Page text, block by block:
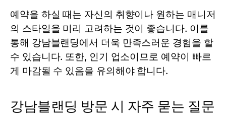
예약을 하실 때는 자신의 취향이나 원하는 매니저
의 스타일을 미리 고려하는 것이 좋습니다. 이를
통해 강남블랜딩에서 더욱 만족스러운 경험을 할
수 있습니다. 또한, 인기 업소이므로 예약이 빠르
게 마감될 수 있음을 유의해야 합니다.
강남블랜딩 방문 시 자주 묻는 질문